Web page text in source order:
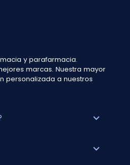
y parafarmacia.
marcas. Nuestra mayor
personalizada a nuestros
expand_more
expand_more